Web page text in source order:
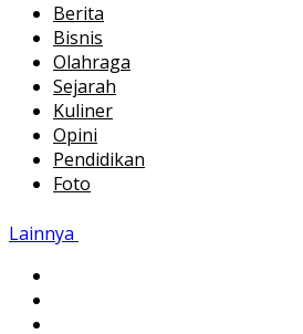
Berita
Bisnis
Olahraga
Sejarah
Kuliner
Opini
Pendidikan
Foto
Lainnya